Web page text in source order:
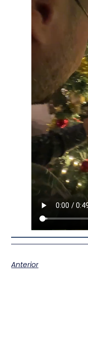
Anterior